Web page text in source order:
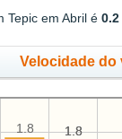
Tepic em Abril é0.2
Velocidade do
1.8
1.8
1.8